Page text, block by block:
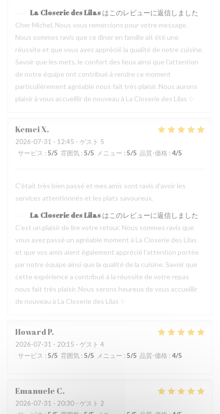
La Closerie des Lilas はこのレビューに返信しました
Cher Michel, Nous vous remercions pour votre message.
Nous sommes ravis que ce dîner en famille ait été une
réussite et que vous ayez apprécié la qualité de notre cuisine.
Savoir que les mets, le confort des lieux ainsi que l’attention
de notre équipe ont contribué à rendre ce moment
particulièrement agréable nous fait très plaisir. Nous aurons
plaisir à vous accueillir de nouveau à La Closerie des Lilas ✨
KemeiX
2026-07-31 - 12:45 - ゲスト 5
サービス : 5/5 雰囲気 : 5/5 メニュー : 5/5 品質-価格 : 4/5
C'était très bien passé et mes amis sont ravis d'avoir les
services attentionnés et les plats savoureux.
La Closerie des Lilas はこのレビューに返信しました
C’est un plaisir de lire votre retour. Nous sommes ravis que
vous ayez passé un agréable moment à La Closerie des Lilas
et que vos amis aient également apprécié l’attention portée
par notre équipe ainsi que la qualité de la cuisine. Savoir que
cette expérience a contribué à la réussite de votre repas
nous fait très plaisir. Nous serons heureux de vous accueillir
de nouveau à La Closerie des Lilas ✨
HowardP
2026-07-31 - 20:15 - ゲスト 4
サービス :5/5 雰囲気 : 5/5 メニュー :5/5 品質-価格 :4/5
Emanuele C
2026-07-31 - 20:30 - ゲスト 2